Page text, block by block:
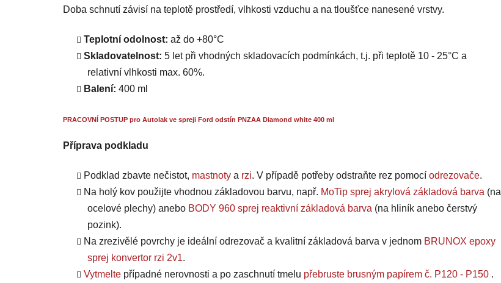
Doba schnutí závisí na teplotě prostředí, vlhkosti vzduchu a na tloušťce nanesené vrstvy.
Teplotní odolnost: až do +80°C
Skladovatelnost: 5 let při vhodných skladovacích podmínkách, t.j. při teplotě 10 - 25°C a
relativní vlhkosti max. 60%.
Balení: 400 ml
PRACOVNÍ POSTUP pro Autolak ve spreji Ford odstín PNZAA Diamond white 400 ml
Příprava podkladu
Podklad zbavte nečistot, mastnoty a rzi. V případě potřeby odstraňte rez pomocí odrezovače.
Na holý kov použijte vhodnou základovou barvu, např. MoTip sprej akrylová základová barva (na
ocelové plechy) anebo BODY 960 sprej reaktivní základová barva (na hliník anebo čerstvý
pozink).
Na zrezivělé povrchy je ideální odrezovač a kvalitní základová barva v jednom BRUNOX epoxy
sprej konvertor rzi 2v1.
Vytmelte případné nerovnosti a po zaschnutí tmelu přebruste brusným papírem č. P120 - P150 .